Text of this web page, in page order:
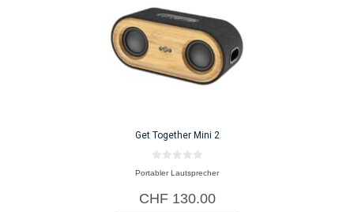
Get Together Mini 2
0
v
n
5
Portabler Lautsprecher
CHF130.00